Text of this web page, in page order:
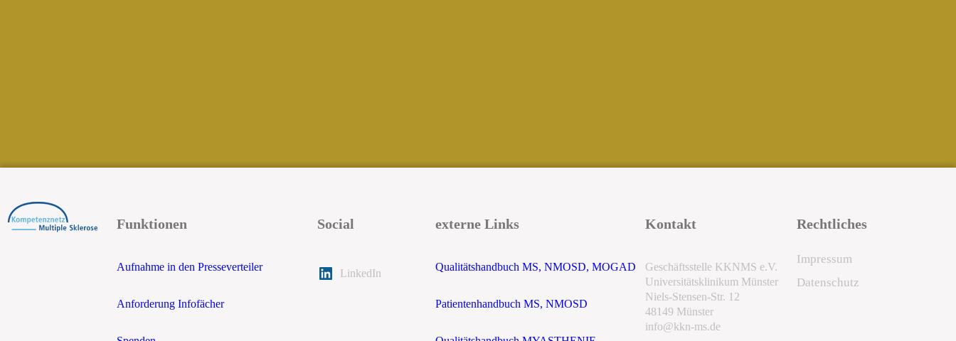
Funktionen
Aufnahme in den Presseverteiler
Anforderung Infofächer
Social
LinkedIn
externe Links
Qualitätshandbuch MS, NMOSD, MOGAD
Patientenhandbuch MS, NMOSD
Kontakt
Geschäftsstelle KKNMS e.V.
Universitätsklinikum Münster
Niels-Stensen-Str. 12
48149 Münster
info@kkn-ms.de
Rechtliches
Impressum
Datenschutz